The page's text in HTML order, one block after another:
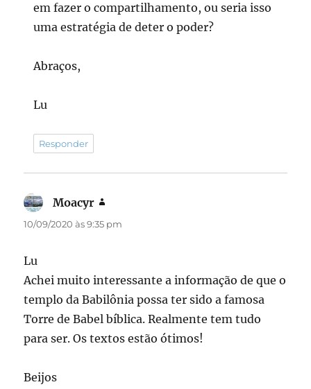
em fazer o compartilhamento, ou seria isso
uma estratégia de deter o poder?
Abraços,
Lu
Responder
Moacyr
10/09/2020 às 9:35 pm
Lu
Achei muito interessante a informação de que o
templo da Babilônia possa ter sido a famosa
Torre de Babel bíblica. Realmente tem tudo
para ser. Os textos estão ótimos!
Beijos